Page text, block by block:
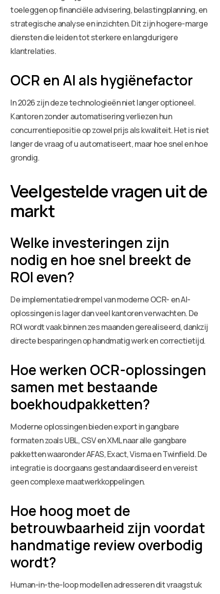
toeleggen op financiële advisering, belastingplanning, en
strategische analyse en inzichten. Dit zijn hogere-marge
diensten die leiden tot sterkere en langdurigere
klantrelaties.
OCR en AI als hygiënefactor
In 2026 zijn deze technologieën niet langer optioneel.
Kantoren zonder automatisering verliezen hun
concurrentiepositie op zowel prijs als kwaliteit. Het is niet
langer de vraag of u automatiseert, maar hoe snel en hoe
grondig.
Veelgestelde vragen uit de
markt
Welke investeringen zijn
nodig en hoe snel breekt de
ROI even?
De implementatiedrempel van moderne OCR- en AI-
oplossingen is lager dan veel kantoren verwachten. De
ROI wordt vaak binnen zes maanden gerealiseerd, dankzij
directe besparingen op handmatig werk en correctietijd.
Hoe werken OCR-oplossingen
samen met bestaande
boekhoudpakketten?
Moderne oplossingen bieden export in gangbare
formaten zoals UBL, CSV en XML naar alle gangbare
pakketten waaronder AFAS, Exact, Visma en Twinfield. De
integratie is doorgaans gestandaardiseerd en vereist
geen complexe maatwerkkoppelingen.
Hoe hoog moet de
betrouwbaarheid zijn voordat
handmatige review overbodig
wordt?
Human-in-the-loop modellen adresseren dit vraagstuk